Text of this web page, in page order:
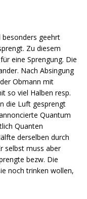
besonders geehrt
Zu diesem
eine Sprengung. Die
Nach Absingung
Obmann mit
so viel Halben resp.
die Luft gesprengt
Quantum
Quanten
derselben durch
selbst muss aber
bezw. Die
noch trinken wollen,